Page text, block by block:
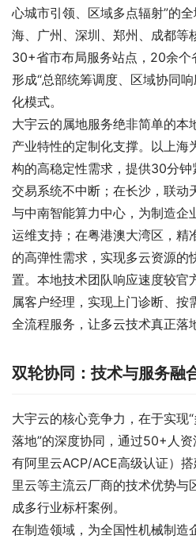
心城市引领、区域多点辐射”的
海、广州、深圳、郑州、成都等
30+省市布局服务站点，20余个
形成“总部统筹调度、区域协同
化模式。
大宇云的属地服务绝非简单的本
产业特性的定制化支撑。以上海
构的高稳定性需求，提供30分
交易系统不中断；在长沙，联动
与中南智能算力中心，为制造企
运维支持；在粤港澳大湾区，精
的高弹性需求，实现多云资源的
置。本地技术团队响应速度较官
属客户经理，实现上门诊断、
全流程服务，让多云技术真正落
双轮协同：技术与服务融
大宇云的核心竞争力，在于实现
落地”的深度协同，通过50+人
有阿里云ACP/ACE高级认证）
里云等主流云厂商的技术优势与
成多行业标杆案例。
在制造领域，为全国性机械制造